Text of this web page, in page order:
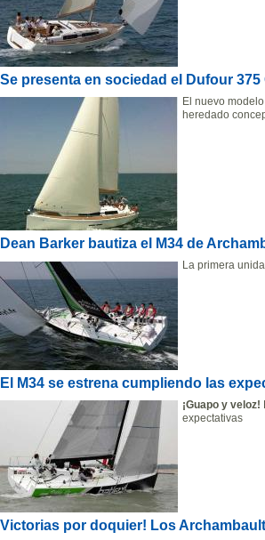
Se presenta en sociedad el Dufour 375
El nuevo
heredado
Dean Barker bautiza el M34 de
La primera
El M34 se estrena cumpliendo las
¡Guapo y veloz!
expectativas
Victorias por doquier! Los